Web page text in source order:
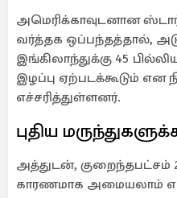
அமெரிக்காவுடனான
வர்த்தக ஒப்பந்தத்தால்,
இங்கிலாந்துக்கு 45
இழப்பு ஏற்படக்கூடும் என
எச்சரித்துள்ளனர்.
புதிய
அத்துடன், குறைந்தபட்சம்
காரணமாக அமையலாம்